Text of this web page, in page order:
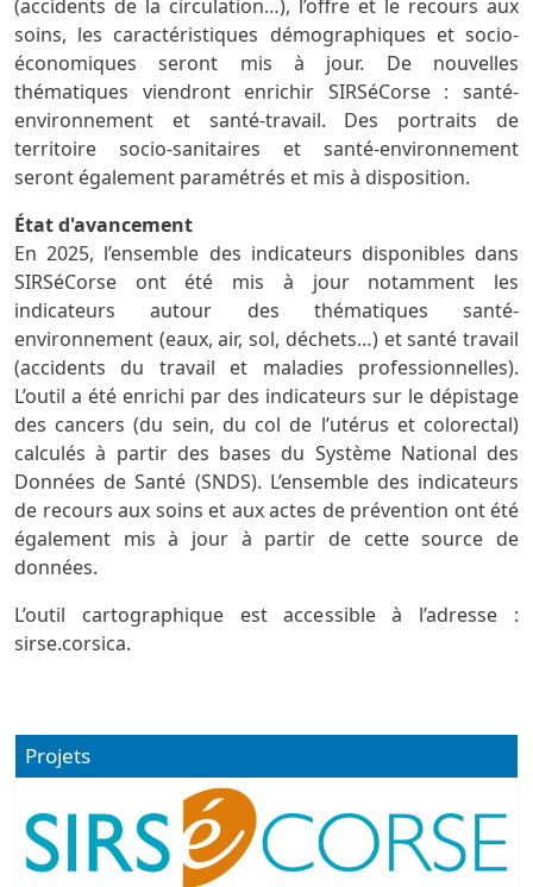
(accidents de la circulation…), l’offre et le recours aux
soins, les caractéristiques démographiques et socio-
économiques seront mis à jour. De nouvelles
thématiques viendront enrichir SIRSéCorse : santé-
environnement et santé-travail. Des portraits de
territoire socio-sanitaires et santé-environnement
seront également paramétrés et mis à disposition.
État d'avancement
En 2025, l’ensemble des indicateurs disponibles dans
SIRSéCorse ont été mis à jour notamment les
indicateurs autour des thématiques santé-
environnement (eaux, air, sol, déchets…) et santé travail
(accidents du travail et maladies professionnelles).
L’outil a été enrichi par des indicateurs sur le dépistage
des cancers (du sein, du col de l’utérus et colorectal)
calculés à partir des bases du Système National des
Données de Santé (SNDS). L’ensemble des indicateurs
de recours aux soins et aux actes de prévention ont été
également mis à jour à partir de cette source de
données.
L’outil cartographique est accessible à l’adresse :
sirse.corsica.
Projets